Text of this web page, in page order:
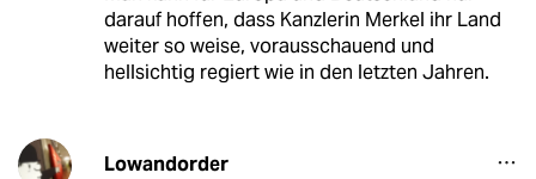
darauf hoffen, dass Kanzlerin Merkel ihr Land
weiter so weise, vorausschauend und
hellsichtig regiert wie in den letzten Jahren.
Lowandorder